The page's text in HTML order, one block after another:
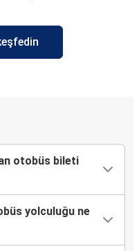
otobüs bileti
yolculuğu ne